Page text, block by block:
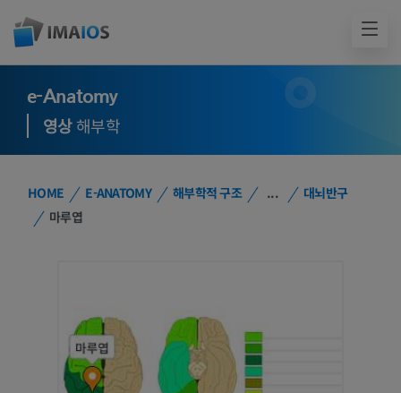
e-Anatomy
영상해부학
HOME E-ANATOMY 해부학적 구조 ...
대뇌반구
마루엽